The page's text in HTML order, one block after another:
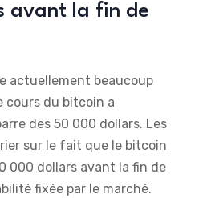
avant la fin de
actuellement beaucoup
cours du bitcoin a
des 50 000 dollars. Les
sur le fait que le bitcoin
000 dollars avant la fin de
fixée par le marché.